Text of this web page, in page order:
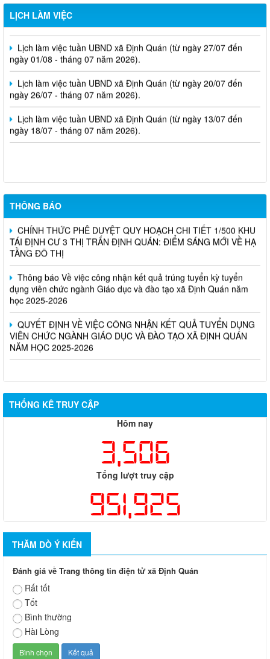
LỊCH LÀM VIỆC
Lịch làm việc tuần UBND xã Định Quán (từ ngày 03/08 đến
ngày 08/08 - tháng 08 năm 2026).
Lịch làm việc tuần UBND xã Định Quán (từ ngày 27/07 đến
ngày 01/08 - tháng 07 năm 2026).
Lịch làm việc tuần UBND xã Định Quán (từ ngày 20/07 đến
ngày 26/07 - tháng 07 năm 2026).
Lịch làm việc tuần UBND xã Định Quán (từ ngày 13/07 đến
ngày 18/07 - tháng 07 năm 2026).
THÔNG BÁO
Nghị Quyết Về việc sắp xếp, điều chỉnh, đổi tên các ấp trên địa
bàn xã Định Quán
CHÍNH THỨC PHÊ DUYỆT QUY HOẠCH CHI TIẾT 1/500 KHU
TÁI ĐỊNH CƯ 3 THỊ TRẤN ĐỊNH QUÁN: ĐIỂM SÁNG MỚI VỀ HẠ
TẦNG ĐÔ THỊ
Thông báo Về việc công nhận kết quả trúng tuyển kỳ tuyển
dụng viên chức ngành Giáo dục và đào tạo xã Định Quán năm
học 2025-2026
QUYẾT ĐỊNH VỀ VIỆC CÔNG NHẬN KẾT QUẢ TUYỂN DỤNG
VIÊN CHỨC NGÀNH GIÁO DỤC VÀ ĐÀO TẠO XÃ ĐỊNH QUÁN
NĂM HỌC 2025-2026
THỐNG KÊ TRUY CẬP
Hôm nay
3,506
Tổng lượt truy cập
951,925
THĂM DÒ Ý KIẾN
Đánh giá về Trang thông tin điện tử xã Định Quán
Rất tốt
Tốt
Bình thường
Hài Lòng